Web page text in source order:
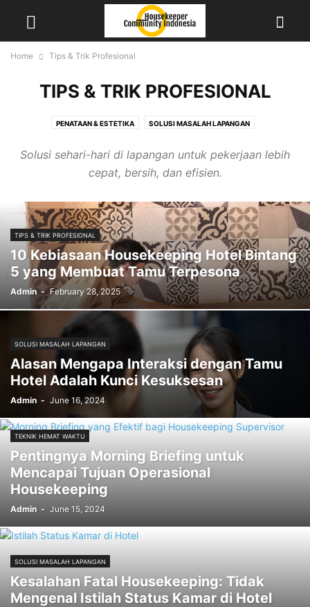
Home Tips & Trik Profesional
TIPS & TRIK PROFESIONAL
PENATAAN & ESTETIKA SOLUSI MASALAH LAPANGAN
TIPS SAFETY & KESEHATAN
Solusi sehari-hari di lapangan untuk pekerjaan lebih
cepat, bersih, dan efisien.
TIPS & TRIK PROFESIONAL
10 Kebiasaan Housekeeping Hotel Bintang
5 yang Membuat Tamu Terpesona
Admin - February 28, 2025
SOLUSI MASALAH LAPANGAN
Alasan Mengapa Interaksi dengan Tamu
Hotel Adalah Kunci Kesuksesan
Admin - June 16, 2024
TEKNIK HEMAT WAKTU
Pentingnya Morning Briefing untuk
Mencapai Tujuan Operasional
Housekeeping
Admin - June 15, 2024
SOLUSI MASALAH LAPANGAN
Kesalahan Fatal Housekeeping: Tidak
Mengenal Istilah Status Kamar di Hotel